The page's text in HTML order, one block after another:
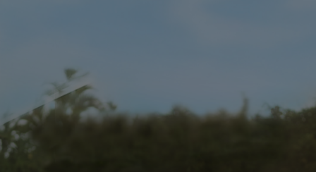
Для бизнеса
Для всего мира